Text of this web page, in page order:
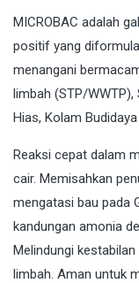
MICROBAC adalah
positif yang
menangani
limbah (STP/WWTP),
Hias, Kolam
Reaksi cepat dalam
cair. Memisahkan
mengatasi bau pada
kandungan amonia
Melindungi
limbah. Aman untuk